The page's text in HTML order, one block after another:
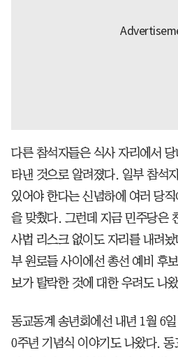
다른 참석자들은 식사 자리에서
타낸 것으로 알려졌다. 일부 참석
있어야 한다는 신념하에 여러 당
을 맞췄다. 그런데 지금 민주당은
사법 리스크 없이도 자리를 내려
부 원로들 사이에선 총선 예비 후
보가 탈락한 것에 대한 우려도 나
동교동계 송년회에선 내년 1월 6
0주년 기념식 이야기도 나왔다.